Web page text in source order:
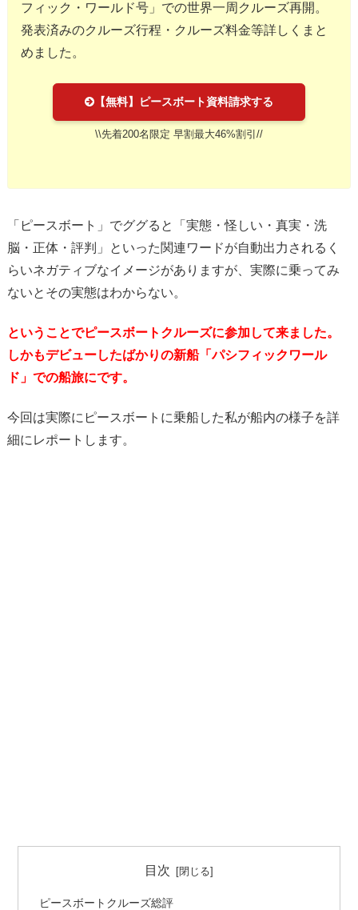
フィック・ワールド号」での世界一周クルーズ再開。
発表済みのクルーズ行程・クルーズ料金等詳しくまと
めました。
【無料】ピースボート資料請求する
\\先着200名限定 早割最大46%割引//
「ピースボート」でググると「実態・怪しい・真実・洗
脳・正体・評判」といった関連ワードが自動出力されるく
らいネガティブなイメージがありますが、実際に乗ってみ
ないとその実態はわからない。
ということでピースボートクルーズに参加して来ました。
しかもデビューしたばかりの新船「パシフィックワール
ド」での船旅にです。
今回は実際にピースボートに乗船した私が船内の様子を詳
細にレポートします。
目次
ピースボートクルーズ総評